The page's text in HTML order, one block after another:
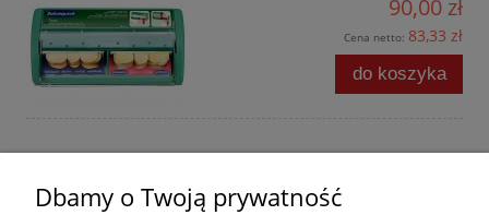
90,00 zł
Cena netto: 83,33 zł
do koszyka
Opaska podtrzymująca dziana
Dbamy o Twoją prywatność